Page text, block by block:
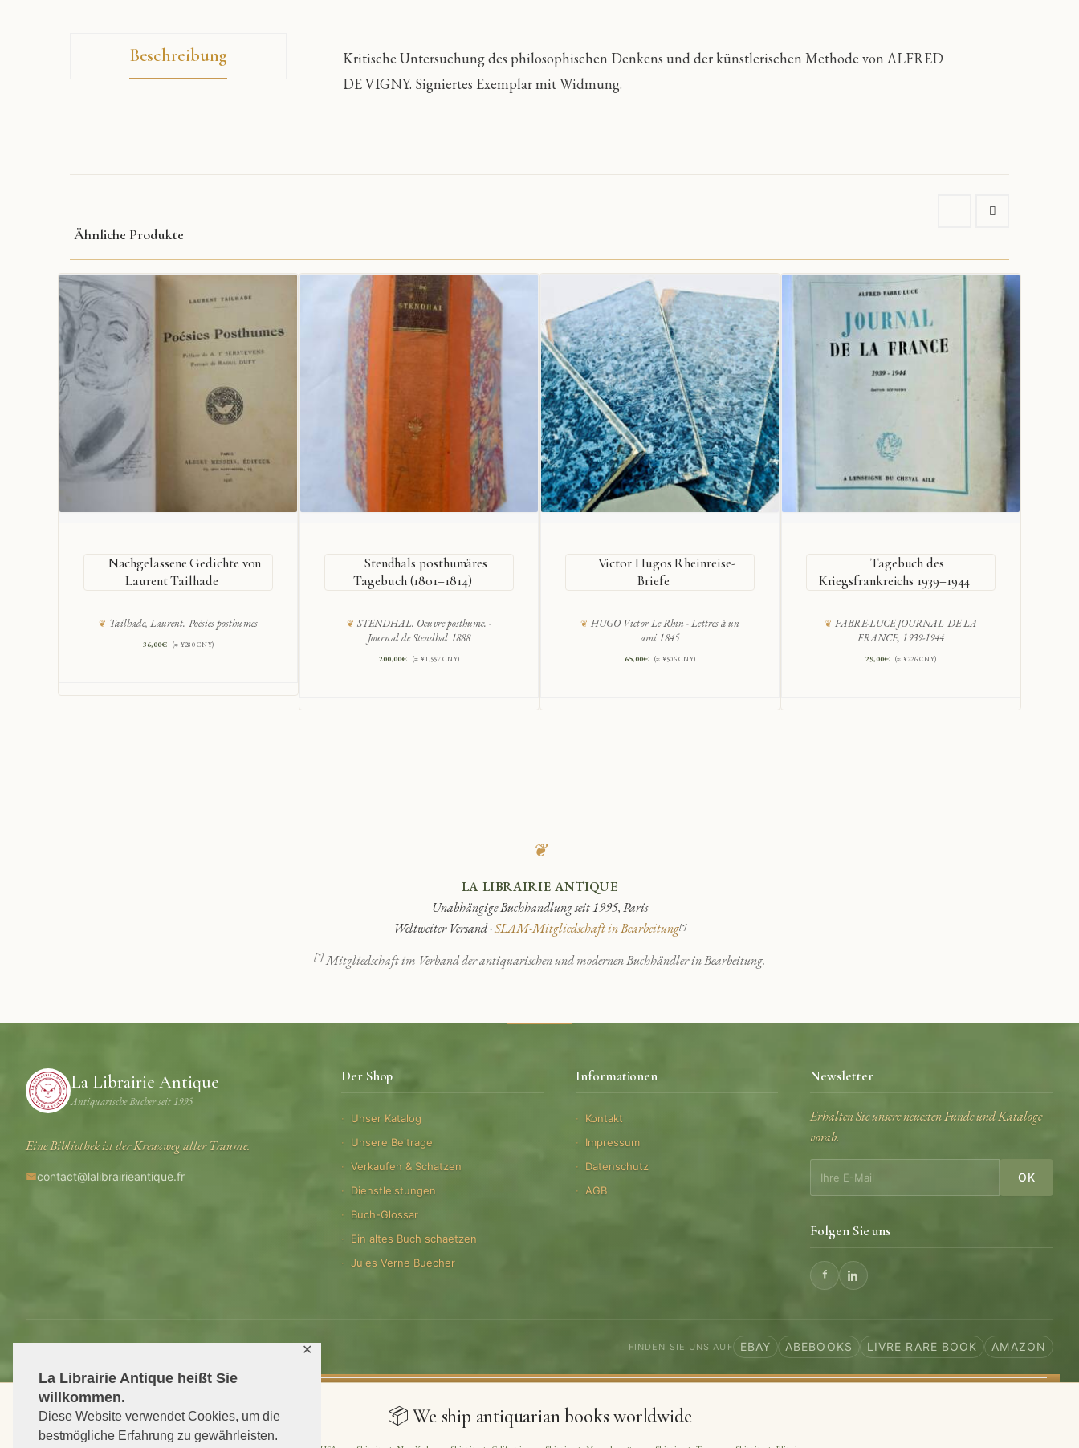
La Librairie Antique heißt Sie
willkommen.
Diese Website verwendet Cookies, um die
bestmögliche Erfahrung zu gewährleisten.
✕
Beschreibung
Kritische Untersuchung des philosophischen Denkens und der künstlerischen Methode von ALFRED
DE VIGNY. Signiertes Exemplar mit Widmung.
Ähnliche Produkte
Nachgelassene Gedichte von
Laurent Tailhade
Tailhade, Laurent. Poésies posthumes
36,00€ (≈ ¥280 CNY)
Stendhals posthumäres
Tagebuch (1801–1814)
STENDHAL. Oeuvre posthume. -
Journal de Stendhal 1888
200,00€ (≈ ¥1,557 CNY)
Victor Hugos Rheinreise-
Briefe
HUGO Victor Le Rhin - Lettres à un
ami 1845
65,00€ (≈ ¥506 CNY)
Tagebuch des
Kriegsfrankreichs 1939–1944
FABRE-LUCE JOURNAL DE LA
FRANCE, 1939-1944
29,00€ (≈ ¥226 CNY)
❦
LA LIBRAIRIE ANTIQUE
Unabhängige Buchhandlung seit 1995, Paris
Weltweiter Versand ·SLAM-Mitgliedschaft in Bearbeitung[*]
[*]Mitgliedschaft im Verband der antiquarischen und modernen Buchhändler in Bearbeitung.
La Librairie Antique
Antiquarische Bucher seit 1995
Eine Bibliothek ist der Kreuzweg aller Traume.
contact@lalibrairieantique.fr
Der Shop
Unser Katalog
Unsere Beitrage
Verkaufen & Schatzen
Dienstleistungen
Buch-Glossar
Ein altes Buch schaetzen
Jules Verne Buecher
Informationen
Kontakt
Impressum
Datenschutz
AGB
Newsletter
Erhalten Sie unsere neuesten Funde und Kataloge
vorab.
OK
Folgen Sie uns
© 2026 La Librairie Antique — Alle Rechte vorbehalten FINDEN SIE UNS AUF EBAY ABEBOOKS LIVRE RARE BOOK AMAZON
📦 We ship antiquarian books worldwide